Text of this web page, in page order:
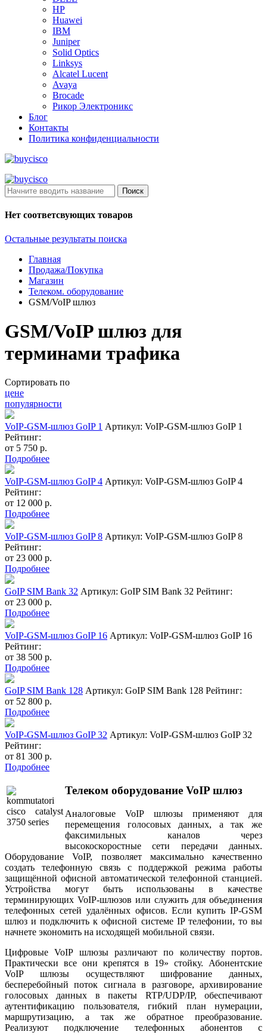
HP
Huawei
IBM
Juniper
Solid Optics
Linksys
Alcatel Lucent
Avaya
Brocade
Рикор Электроникс
Блог
Контакты
Политика конфиденциальности
Поиск
Нет соответсвующих товаров
Остальные результаты поиска
Главная
Продажа/Покупка
Магазин
Телеком. оборудование
GSM/VoIP шлюз
GSM/VoIP шлюз для
терминами трафика
Сортировать по
цене
популярности
VoIP-GSM-шлюз GoIP 1 Артикул: VoIP-GSM-шлюз GoIP 1
Рейтинг:
от 5 750 р.
Подробнее
VoIP-GSM-шлюз GoIP 4 Артикул: VoIP-GSM-шлюз GoIP 4
Рейтинг:
от 12 000 р.
Подробнее
VoIP-GSM-шлюз GoIP 8 Артикул: VoIP-GSM-шлюз GoIP 8
Рейтинг:
от 23 000 р.
Подробнее
GoIP SIM Bank 32 Артикул: GoIP SIM Bank 32 Рейтинг:
от 23 000 р.
Подробнее
VoIP-GSM-шлюз GoIP 16 Артикул: VoIP-GSM-шлюз GoIP 16
Рейтинг:
от 38 500 р.
Подробнее
GoIP SIM Bank 128 Артикул: GoIP SIM Bank 128 Рейтинг:
от 52 800 р.
Подробнее
VoIP-GSM-шлюз GoIP 32 Артикул: VoIP-GSM-шлюз GoIP 32
Рейтинг:
от 81 300 р.
Подробнее
Телеком оборудование VoIP шлюз
Аналоговые VoIP шлюзы применяют для
перемещения голосовых данных, а так же
факсимильных каналов через
высокоскоростные сети передачи данных.
Оборудование VoIP, позволяет максимально качественно
создать телефонную связь с поддержкой режима работы
защищённой офисной автоматической телефонной станцией.
Устройства могут быть использованы в качестве
терминирующих VoIP-шлюзов или служить для объединения
телефонных сетей удалённых офисов. Если купить IP-GSM
шлюз и подключить к офисной системе IP телефонии, то вы
начнете экономить на исходящей мобильной связи.
Цифровые VoIP шлюзы различают по количеству портов.
Практически все они крепятся в 19» стойку. Абонентские
VoIP шлюзы осуществляют шифрование данных,
бесперебойный поток сигнала в разговоре, архивирование
голосовых данных в пакеты RTP/UDP/IP, обеспечивают
аутентификацию пользователя, гибкий план нумерации,
маршрутизацию, а так же обратное преобразование.
Реализуют подключение телефонных абонентов с